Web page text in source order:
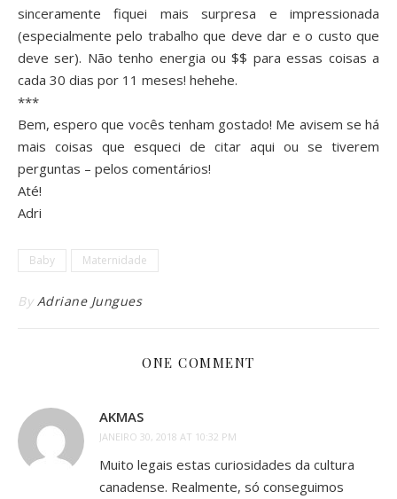
sinceramente fiquei mais surpresa e impressionada
(especialmente pelo trabalho que deve dar e o custo que
deve ser). Não tenho energia ou $$ para essas coisas a
cada 30 dias por 11 meses! hehehe.
***
Bem, espero que vocês tenham gostado! Me avisem se há
mais coisas que esqueci de citar aqui ou se tiverem
perguntas – pelos comentários!
Até!
Adri
Baby Maternidade
By Adriane Jungues
ONE COMMENT
AKMAS
JANEIRO 30, 2018 AT 10:32 PM
Muito legais estas curiosidades da cultura
canadense. Realmente, só conseguimos